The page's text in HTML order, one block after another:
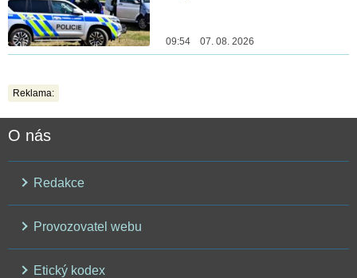
09:54 07. 08. 2026
Reklama:
O nás
Redakce
Provozovatel webu
Etický kodex